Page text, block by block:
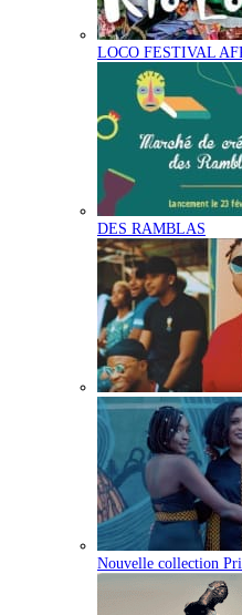
LOCO FESTIVAL
DES RAMBLAS
Nouvelle collection